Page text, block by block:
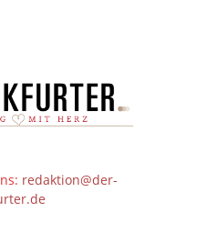
redaktion@der-